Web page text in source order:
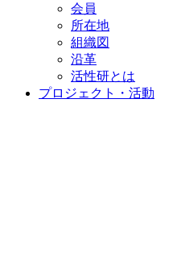
会員
所在地
組織図
沿革
活性研とは
プロジェクト・活動